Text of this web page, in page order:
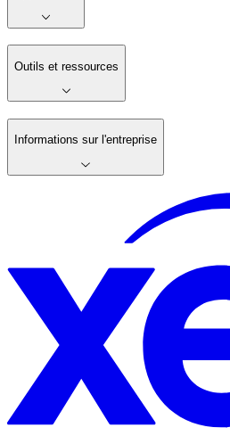
Outils et ressources
Informations sur l'entreprise